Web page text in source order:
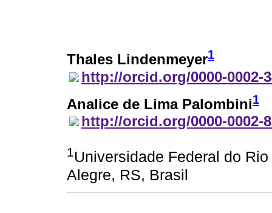
Thales Lindenmeyer1
http://orcid.org/0000-0002-
Analice de Lima Palombini1
http://orcid.org/0000-0002-
1Universidade Federal do
Alegre, RS, Brasil